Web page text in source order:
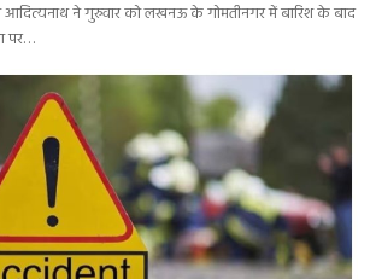
आदित्यनाथ ने गुरुवार को लखनऊ के गोमतीनगर में बारिश के बाद
पर…